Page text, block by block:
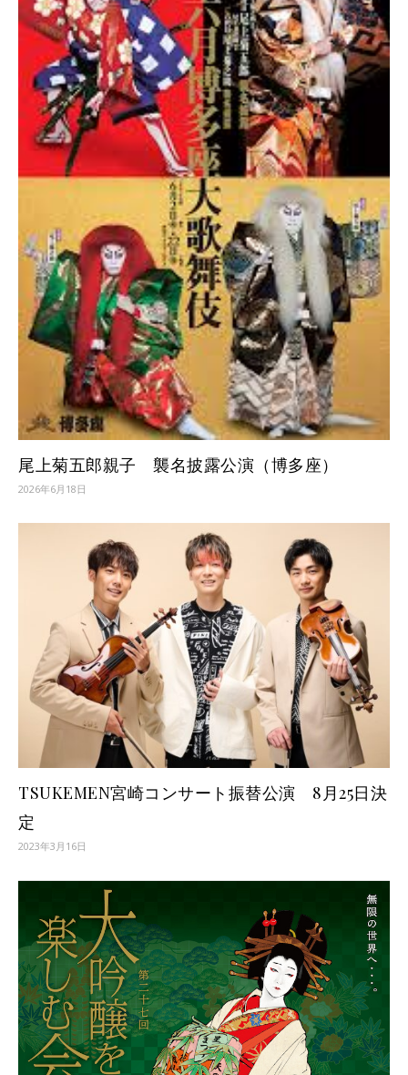
尾上菊五郎親子 襲名披露公演（博多座）
2026年6月18日
TSUKEMEN宮崎コンサート振替公演 8月25日決
定
2023年3月16日